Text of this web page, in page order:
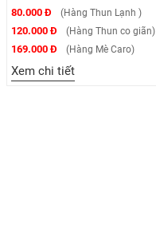
80.000 Đ (Hàng Thun Lạnh )
120.000 Đ (Hàng Thun co giãn)
169.000 Đ (Hàng Mè Caro)
Xem chi tiết